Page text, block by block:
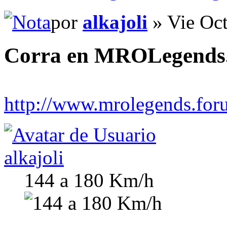
por alkajoli » Vie
Corra en
http://
alkajoli
144 a 180 Km/h